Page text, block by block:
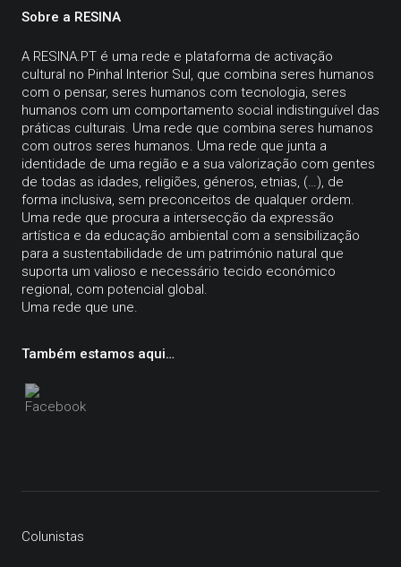
Sobre a RESINA
A RESINA.PT é uma rede e plataforma de activação
cultural no Pinhal Interior Sul, que combina seres humanos
com o pensar, seres humanos com tecnologia, seres
humanos com um comportamento social indistinguível das
práticas culturais. Uma rede que combina seres humanos
com outros seres humanos. Uma rede que junta a
identidade de uma região e a sua valorização com gentes
de todas as idades, religiões, géneros, etnias, (…), de
forma inclusiva, sem preconceitos de qualquer ordem.
Uma rede que procura a intersecção da expressão
artística e da educação ambiental com a sensibilização
para a sustentabilidade de um património natural que
suporta um valioso e necessário tecido económico
regional, com potencial global.
Uma rede que une.
Também estamos aqui…
Colunistas